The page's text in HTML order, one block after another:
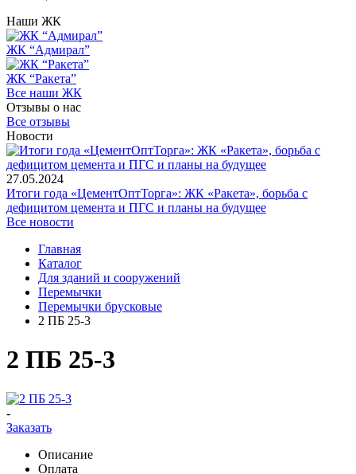
Наши ЖК
ЖК “Адмирал”
ЖК “Ракета”
Все наши ЖК
Отзывы о нас
Все отзывы
Новости
27.05.2024
Итоги года «ЦементОптТорга»: ЖК «Ракета», борьба с
дефицитом цемента и ПГС и планы на будущее
Все новости
Главная
Каталог
Для зданий и сооружений
Перемычки
Перемычки брусковые
2 ПБ 25-3
2 ПБ 25-3
-
Заказать
Описание
Оплата